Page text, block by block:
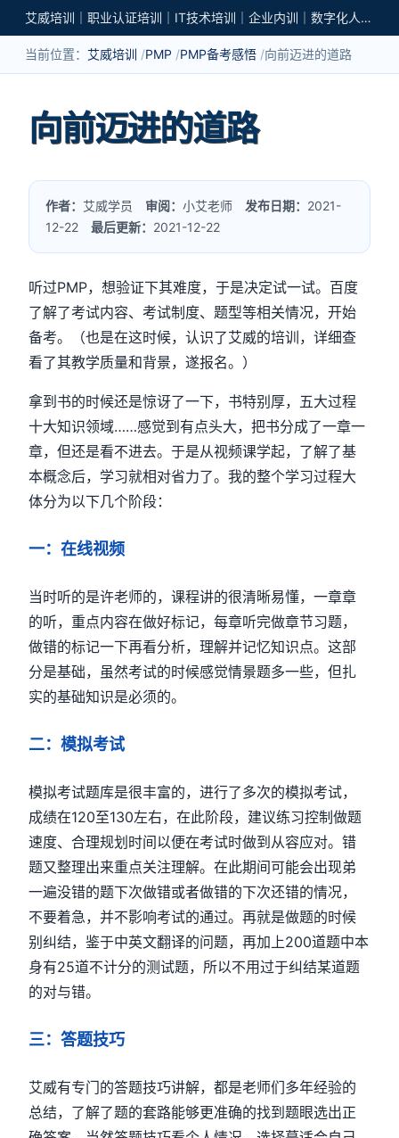
艾威培训｜职业认证培训｜IT技术培训｜企业内训｜数字化人才培养
当前位置： 艾威培训 PMP PMP备考感悟 向前迈进的道路
向前迈进的道路
作者： 艾威学员 审阅：小艾老师 发布日期： 2021-
12-22最后更新： 2021-12-22
听过PMP，想验证下其难度，于是决定试一试。百度
了解了考试内容、考试制度、题型等相关情况，开始
备考。（也是在这时候，认识了艾威的培训，详细查
看了其教学质量和背景，遂报名。）
拿到书的时候还是惊讶了一下，书特别厚，五大过程
十大知识领域……感觉到有点头大，把书分成了一章一
章，但还是看不进去。于是从视频课学起，了解了基
本概念后，学习就相对省力了。我的整个学习过程大
体分为以下几个阶段：
一：在线视频
当时听的是许老师的，课程讲的很清晰易懂，一章章
的听，重点内容在做好标记，每章听完做章节习题，
做错的标记一下再看分析，理解并记忆知识点。这部
分是基础，虽然考试的时候感觉情景题多一些，但扎
实的基础知识是必须的。
二：模拟考试
模拟考试题库是很丰富的，进行了多次的模拟考试，
成绩在120至130左右，在此阶段，建议练习控制做题
速度、合理规划时间以便在考试时做到从容应对。错
题又整理出来重点关注理解。在此期间可能会出现弟
一遍没错的题下次做错或者做错的下次还错的情况，
不要着急，并不影响考试的通过。再就是做题的时候
别纠结，鉴于中英文翻译的问题，再加上200道题中本
身有25道不计分的测试题，所以不用过于纠结某道题
的对与错。
三：答题技巧
艾威有专门的答题技巧讲解，都是老师们多年经验的
总结，了解了题的套路能够更准确的找到题眼选出正